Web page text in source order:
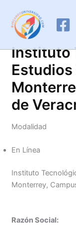
contenido
Instituto
de
Modalidad
En Línea
Instituto
Monterrey,
Razón Social: